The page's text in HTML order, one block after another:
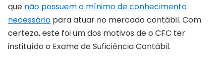
que não possuem o mínimo de conhecimento
necessário para atuar no mercado contábil. Com
certeza, este foi um dos motivos de o CFC ter
instituído o Exame de Suficiência Contábil.